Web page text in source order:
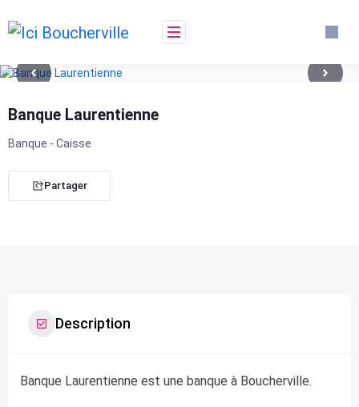
to
content
Banque Laurentienne
Banque - Caisse
Partager
Description
Banque Laurentienne est une banque à Boucherville.